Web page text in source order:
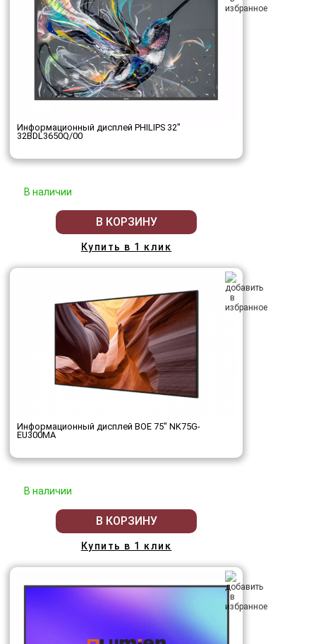
Информационный дисплей PHILIPS 32"
32BDL3650Q/00
В наличии
В КОРЗИНУ
Купить в 1 клик
Информационный дисплей BOE 75" NK75G-
EU300MA
В наличии
В КОРЗИНУ
Купить в 1 клик